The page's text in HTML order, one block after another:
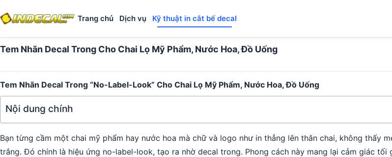
Trang chủ Dịch vụ Kỹ thuật in cắt bế decal
Tem Nhãn Decal Trong Cho Chai Lọ Mỹ Phẩm, Nước Hoa, Đồ Uống
Tem Nhãn Decal Trong “No-Label-Look” Cho Chai Lọ Mỹ Phẩm, Nước Hoa, Đồ Uống
Nội dung chính
Bạn từng cầm một chai mỹ phẩm hay nước hoa mà chữ và logo như in thẳng lên thân chai, không thấy
trắng. Đó chính là hiệu ứng no-label-look, tạo ra nhờ decal trong. Phong cách này mang lại cảm giác tối